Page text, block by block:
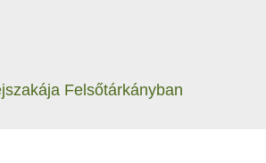
Felsőtárkányban